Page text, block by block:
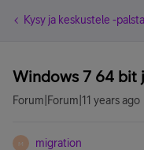
Kysy ja keskustele -
Windows 7 64 bit
Forum|Forum|11 years ago
M migration